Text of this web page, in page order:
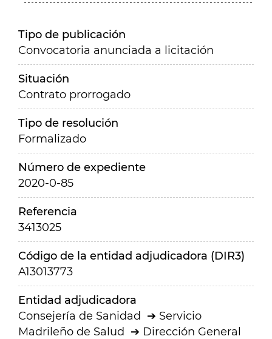
Tipo de publicación
Convocatoria anunciada a licitación
Situación
Contrato prorrogado
Tipo de resolución
Formalizado
Número de expediente
2020-0-85
Referencia
3413025
Código de la entidad adjudicadora (DIR3)
A13013773
Entidad adjudicadora
Consejería de Sanidad
Servicio
Madrileño de Salud
Dirección General